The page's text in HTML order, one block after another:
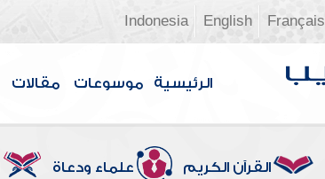
Français
English
Indonesia
الرئيسية موسوعات مقالات
القرآن الكريم علماء ودعاة